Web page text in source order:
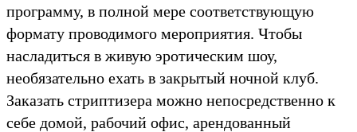
программу, в полной мере соответствующую
формату проводимого мероприятия. Чтобы
насладиться в живую эротическим шоу,
необязательно ехать в закрытый ночной клуб.
Заказать стриптизера можно непосредственно к
себе домой, рабочий офис, арендованный